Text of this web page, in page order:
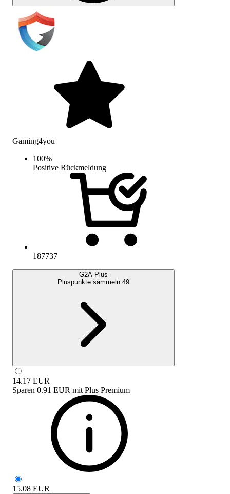
Gaming4you
100%
Positive Rückmeldung
187737
G2A Plus
Pluspunkte sammeln:49
14.17 EUR
Sparen 0.91 EUR mit Plus Premium
15.08 EUR